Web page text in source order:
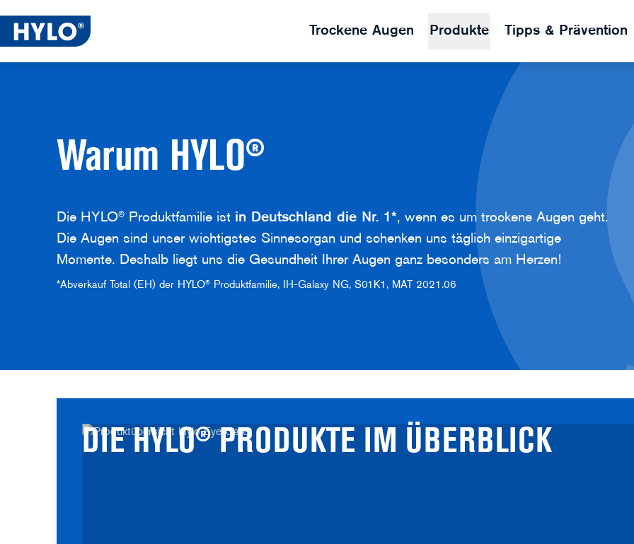
Trockene Augen Produkte Tipps & Prävention
Warum HYLO®
Die HYLO® Produktfamilie ist in Deutschland die Nr. 1*, wenn es um trockene Augen geht.
Die Augen sind unser wichtigstes Sinnesorgan und schenken uns täglich einzigartige
Momente. Deshalb liegt uns die Gesundheit Ihrer Augen ganz besonders am Herzen!
*Abverkauf Total (EH) der HYLO® Produktfamilie, IH-Galaxy NG, S01K1, MAT 2021.06
DIE HYLO® PRODUKTE IM ÜBERBLICK